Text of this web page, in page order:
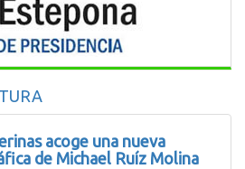
acoge una nueva
de Michael Ruíz Molina